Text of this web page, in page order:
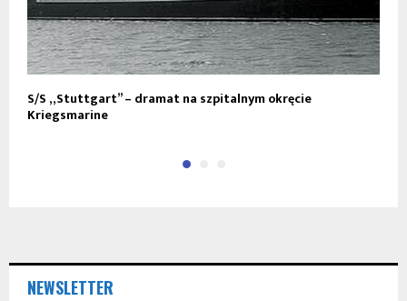
S/S „Stuttgart” – dramat na szpitalnym okręcie
Kriegsmarine
NEWSLETTER